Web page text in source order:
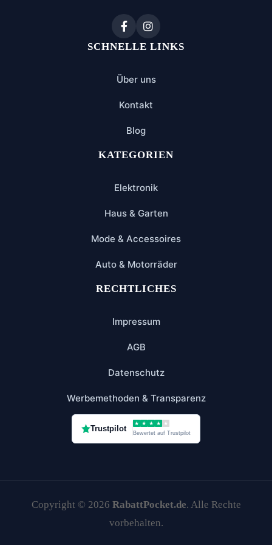
SCHNELLE LINKS
Über uns
Kontakt
Blog
KATEGORIEN
Elektronik
Haus & Garten
Mode & Accessoires
Auto & Motorräder
RECHTLICHES
Impressum
AGB
Datenschutz
Werbemethoden & Transparenz
Trustpilot
★ ★ ★ ★ ★
Bewertet auf Trustpilot
Copyright © 2026 RabattPocket.de. Alle Rechte
vorbehalten.